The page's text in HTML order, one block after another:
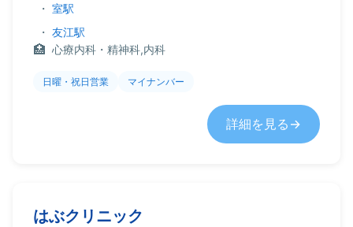
・ 室駅
・ 友江駅
心療内科・精神科,内科
日曜・祝日営業 マイナンバー
詳細を見る
はぶクリニック